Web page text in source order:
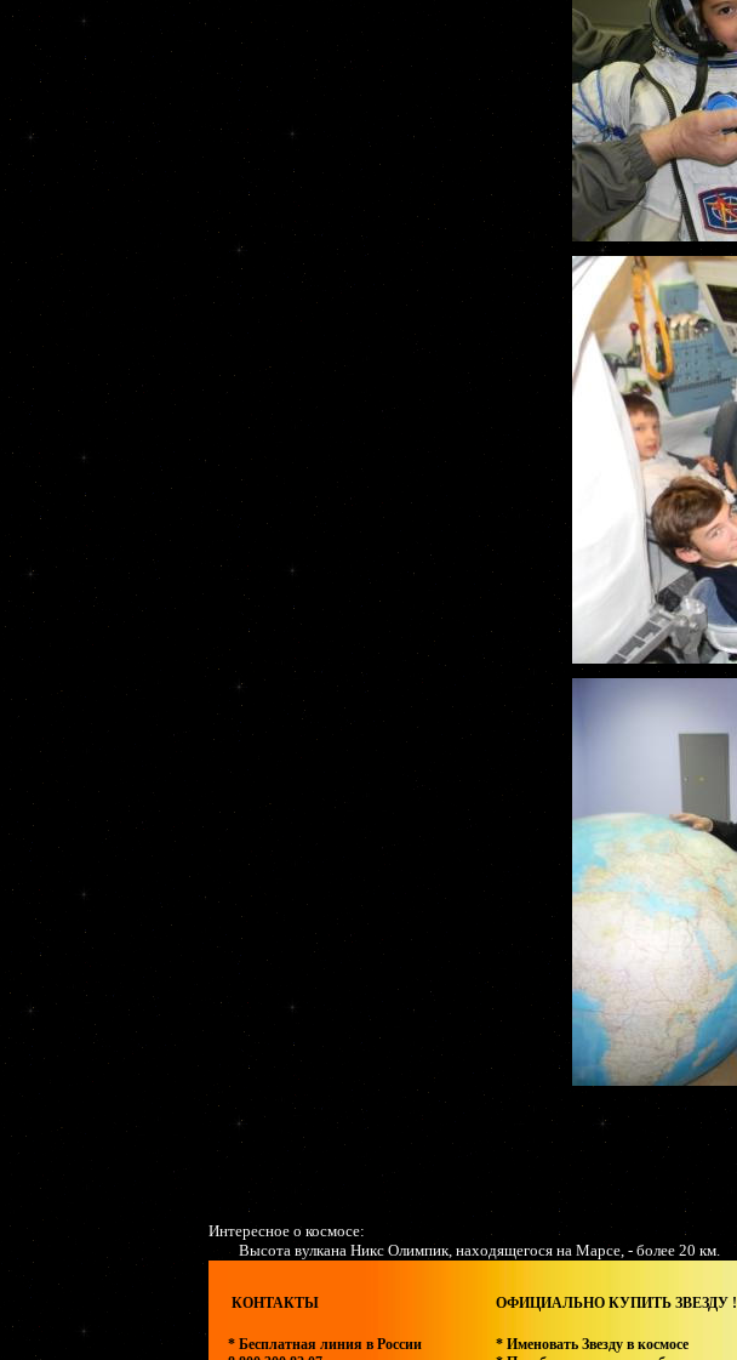
Интересное о космосе:
Высота вулкана Никс Олимпик, находящегося на Марсе, - более 20 км.
КОНТАКТЫ ОФИЦИАЛЬНО КУПИТЬ ЗВЕЗДУ !
* Бесплатная линия в России
* Именовать Звезду в космосе